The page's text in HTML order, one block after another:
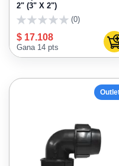
2" (3" X 2")
(0)
$ 17.108
Gana 14 pts